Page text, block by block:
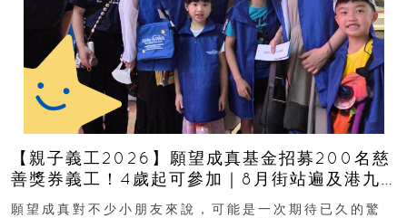
【親子義工2026】願望成真基金招募200名慈
善獎券義工！4歲起可參加｜8月街站遍及港九
新界
願望成真對不少小朋友來說，可能是一次期待已久的驚